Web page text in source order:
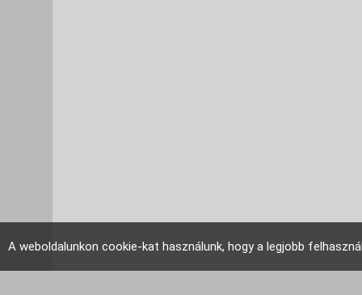
A weboldalunkon cookie-kat használunk, hogy a legjobb